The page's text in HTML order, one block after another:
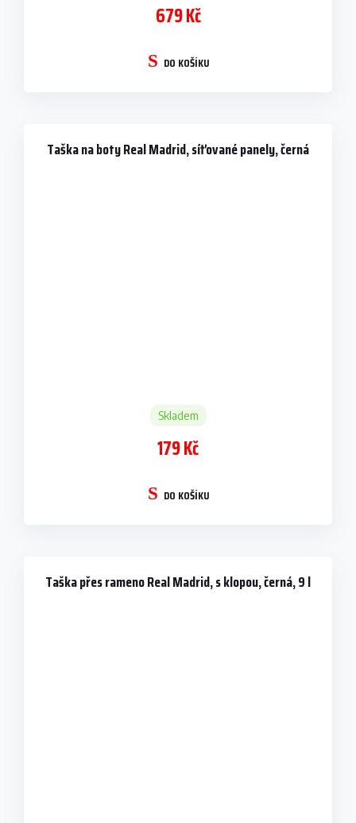
679 Kč
DO KOŠÍKU
Taška na boty Real Madrid, síťované panely, černá
Skladem
179 Kč
DO KOŠÍKU
Taška přes rameno Real Madrid, s klopou, černá, 9 l